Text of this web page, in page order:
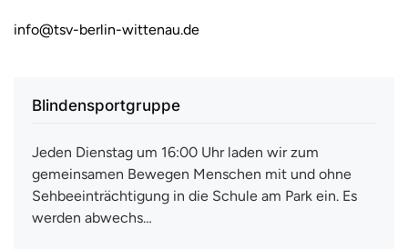
info@tsv-berlin-wittenau.de
Blindensportgruppe
Jeden Dienstag um 16:00 Uhr laden wir zum
gemeinsamen Bewegen Menschen mit und ohne
Sehbeeinträchtigung in die Schule am Park ein. Es
werden abwechs…